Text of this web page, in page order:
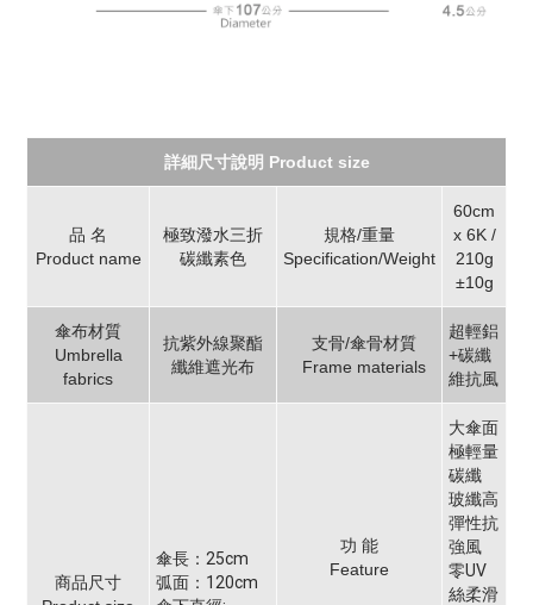
詳細尺寸說明 Product size
品 名
Product name
極致潑水三折
碳纖素色
規格/重量
Specification/Weight
60cm
x 6K /
210g
±10g
傘布材質
Umbrella
fabrics
抗紫外線聚酯
纖維遮光布
支骨/傘骨材質
Frame materials
超輕鋁
+碳纖
維抗風
商品尺寸
傘長：25cm
弧面：120cm
功 能
Feature
大傘面
極輕量
碳纖
玻纖高
彈性抗
強風
零UV
絲柔滑